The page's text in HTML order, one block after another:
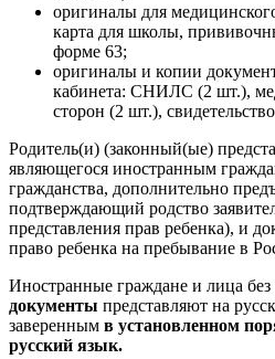
оригиналы для
карта для школы,
форме 63;
оригиналы и копии
кабинета: СНИЛС (2 шт.),
сторон (2 шт.),
Родитель(и) (законный(ые)
являющегося иностранным
гражданства, дополнительно
подтверждающий родство
представления прав ребенка), и
право ребенка на пребывание в
Иностранные граждане и лица без
документы представляют на
заверенным в установленном
русский язык.